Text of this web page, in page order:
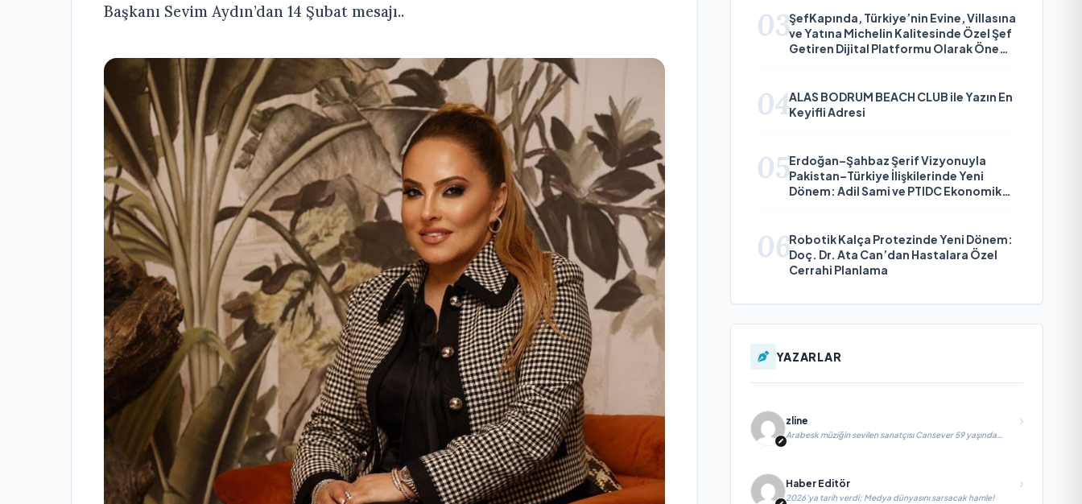
Başkanı Sevim Aydın’dan 14 Şubat mesajı..
03ŞefKapında, Türkiye’nin Evine, Villasına
ve Yatına Michelin Kalitesinde Özel Şef
Getiren Dijital Platformu Olarak Öne
04ALAS BODRUM BEACH CLUB ile Yazın En
Keyifli Adresi
05Erdoğan–Şahbaz Şerif Vizyonuyla
Pakistan–Türkiye İlişkilerinde Yeni
Dönem: Adil Sami ve PTIDC Ekonomik
06Robotik Kalça Protezinde Yeni Dönem:
Doç. Dr. Ata Can’dan Hastalara Özel
Cerrahi Planlama
YAZARLAR
zline
Arabesk müziğin sevilen sanatçısı Cansever 59 yaşında
yaşamını yitirdi
Haber Editör
2026’ya tarih verdi; Medya dünyasını sarsacak hamle!